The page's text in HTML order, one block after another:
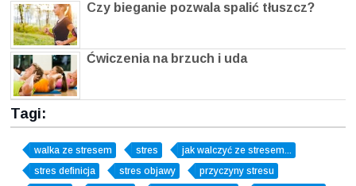
Czy bieganie pozwala spalić tłuszcz?
Ćwiczenia na brzuch i uda
Tagi:
walka ze stresem stres
jak walczyć ze stresem...
stres definicja
stres objawy
przyczyny stresu